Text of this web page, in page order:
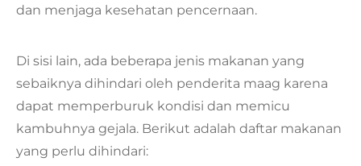
dan menjaga kesehatan pencernaan.
Di sisi lain, ada beberapa jenis makanan yang
sebaiknya dihindari oleh penderita maag karena
dapat memperburuk kondisi dan memicu
kambuhnya gejala. Berikut adalah daftar makanan
yang perlu dihindari: